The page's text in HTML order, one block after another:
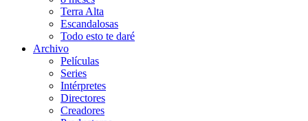
Terra Alta
Escandalosas
Todo esto te daré
Archivo
Películas
Series
Intérpretes
Directores
Creadores